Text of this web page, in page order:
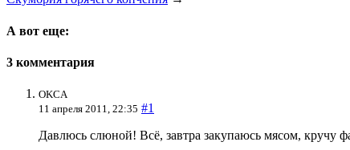
А вот еще:
3 комментария
OKCA
11 апреля 2011, 22:35 #1
Давлюсь слюной! Всё, завтра закупаюсь мясом, кручу